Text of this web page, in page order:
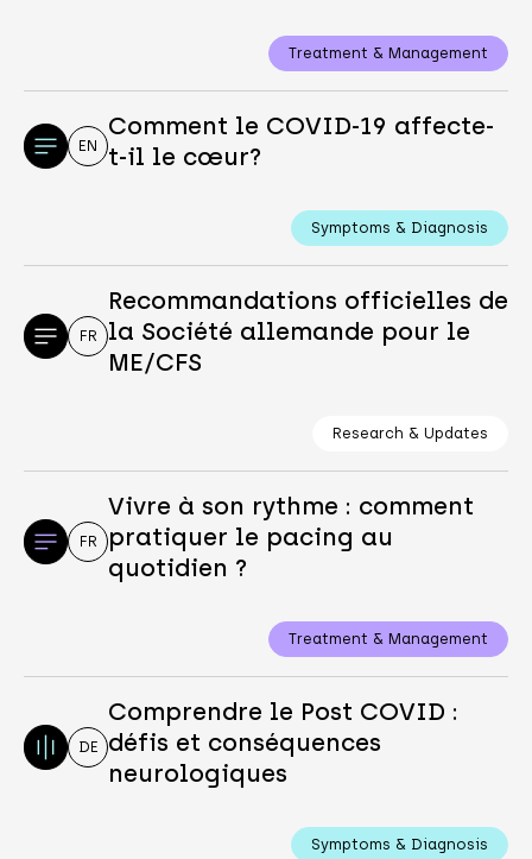
Treatment & Management
EN
Comment le COVID-19 affecte-
t-il le cœur?
Symptoms & Diagnosis
FR
Recommandations officielles de
la Société allemande pour le
ME/CFS
Research & Updates
FR
Vivre à son rythme : comment
pratiquer le pacing au
quotidien ?
Treatment & Management
DE
Comprendre le Post COVID :
défis et conséquences
neurologiques
Symptoms & Diagnosis